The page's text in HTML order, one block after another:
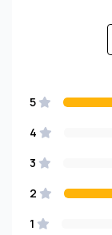
5
4
3
2
1